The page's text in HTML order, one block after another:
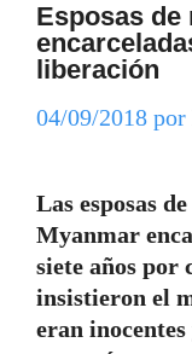
Esposas de
liberación
04/09/2018 por
Las esposas
Myanmar
siete años por
insistieron el
eran